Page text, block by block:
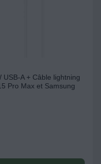
USB-A + Câble lightning
Pro Max et Samsung